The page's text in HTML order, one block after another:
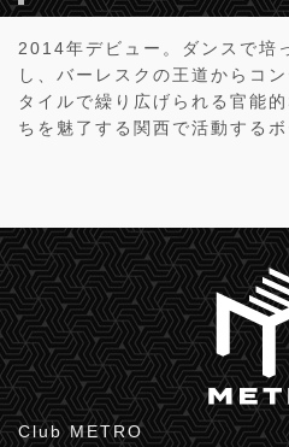
2014年デビュー。ダンスで培
し、バーレスクの王道からコ
タイルで繰り広げられる官能
ちを魅了する関西で活動する
Club METRO